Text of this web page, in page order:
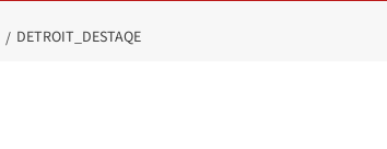
DETROIT_DESTAQE